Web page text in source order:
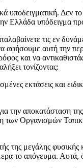
υποδειγματική.
Ελλάδα υπόδειγμα
τις εν
αφήσουμε αυτή την
και να
τονίζοντας:
εκτάσεις και
αποκατάσταση
Οργανισμών
της μεγάλης
το απόγευμα. Αυτά,